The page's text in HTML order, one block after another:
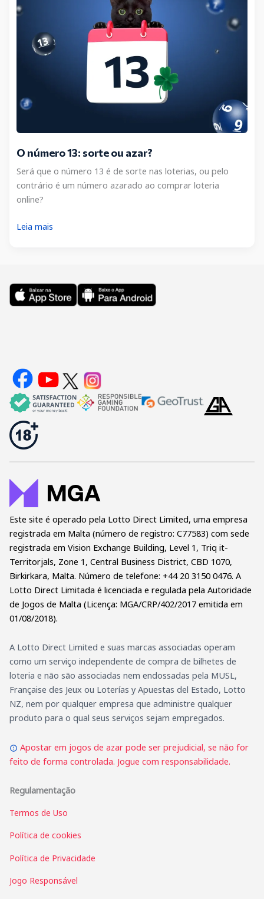
loteria
primeira
O número 13: sorte ou azar?
Será que o número 13 é de sorte nas loterias, ou pelo
contrário é um número azarado ao comprar loteria
online?
O
ou
azar?
Leia mais
Este site é operado pela Lotto Direct Limited, uma empresa
registrada em Malta (número de registro: C77583) com sede
registrada em Vision Exchange Building, Level 1, Triq it-
Territorjals, Zone 1, Central Business District, CBD 1070,
Birkirkara, Malta. Número de telefone: +44 20 3150 0476. A
Lotto Direct Limitada é licenciada e regulada pela Autoridade
de Jogos de Malta (Licença: MGA/CRP/402/2017 emitida em
01/08/2018).
A Lotto Direct Limited e suas marcas associadas operam
como um serviço independente de compra de bilhetes de
loteria e não são associadas nem endossadas pela MUSL,
Française des Jeux ou Loterías y Apuestas del Estado, Lotto
NZ, nem por qualquer empresa que administre qualquer
produto para o qual seus serviços sejam empregados.
Apostar em jogos de azar pode ser prejudicial, se não for
feito de forma controlada. Jogue com responsabilidade.
Regulamentação
Termos de Uso
Política de cookies
Política de Privacidade
Jogo Responsável